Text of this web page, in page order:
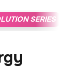
SERIES